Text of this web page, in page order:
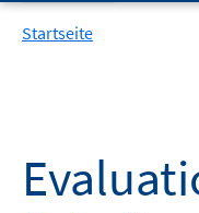
Startseite